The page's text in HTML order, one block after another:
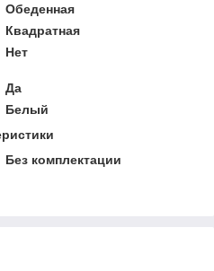
Обеденная
Квадратная
Нет
Да
Белый
Без комплектации